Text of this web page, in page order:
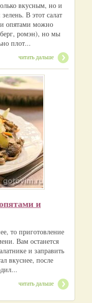
вкусным, но и
В этот салат
опятами можно
ромэн), но мы
плот...
читать дальше
и
то приготовление
Вам останется
и заправить
вкуснее, после
читать дальше